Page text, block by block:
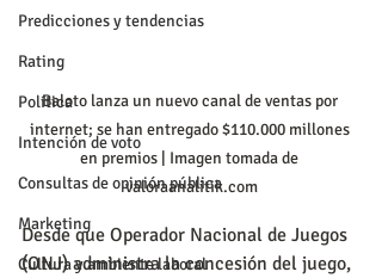
Predicciones y tendencias
Rating
Política
Intención de voto
Consultas de opinión pública
Marketing
Cultura y ambiente laboral
Baloto lanza un nuevo canal de ventas por
internet; se han entregado $110.000 millones
en premios | Imagen tomada de
valoraanalitik.com
Desde que Operador Nacional de Juegos
(ONJ) administra la concesión del juego,